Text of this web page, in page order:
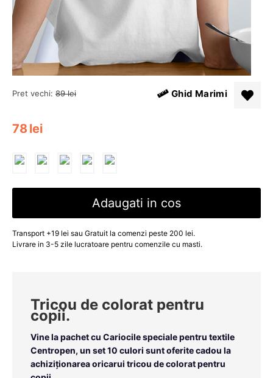
Pret vechi: 89 lei
78lei
Ghid Marimi
Adaugati in cos
Transport +19 lei sau Gratuit la comenzi peste 200 lei.
Livrare in 3-5 zile lucratoare pentru comenzile cu masti.
Tricou de colorat pentru
copii.
Vine la pachet cu Cariocile speciale pentru textile
Centropen, un set 10 culori sunt oferite cadou la
achiziționarea oricarui tricou de colorat pentru